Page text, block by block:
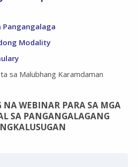
Pangangalaga
Modality
sa Malubhang Karamdaman
WEBINAR PARA SA MGA
SA PANGANGALAGANG